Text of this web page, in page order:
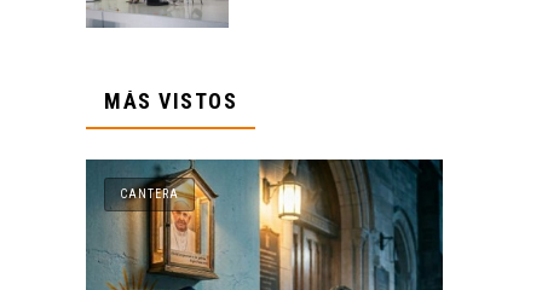
MÁS VISTOS
CANTERA